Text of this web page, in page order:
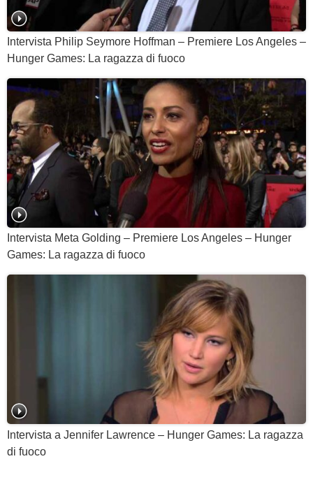
Intervista Philip Seymore Hoffman – Premiere Los Angeles –
Hunger Games: La ragazza di fuoco
Intervista Meta Golding – Premiere Los Angeles – Hunger
Games: La ragazza di fuoco
Intervista a Jennifer Lawrence – Hunger Games: La ragazza
di fuoco